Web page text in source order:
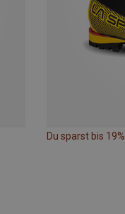
Du sparst bis 19%